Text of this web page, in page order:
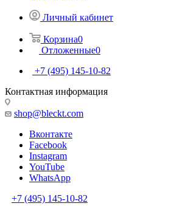
Личный кабинет
Корзина0
Отложенные0
+7 (495) 145-10-82
Контактная информация
shop@bleckt.com
Вконтакте
Facebook
Instagram
YouTube
WhatsApp
+7 (495) 145-10-82